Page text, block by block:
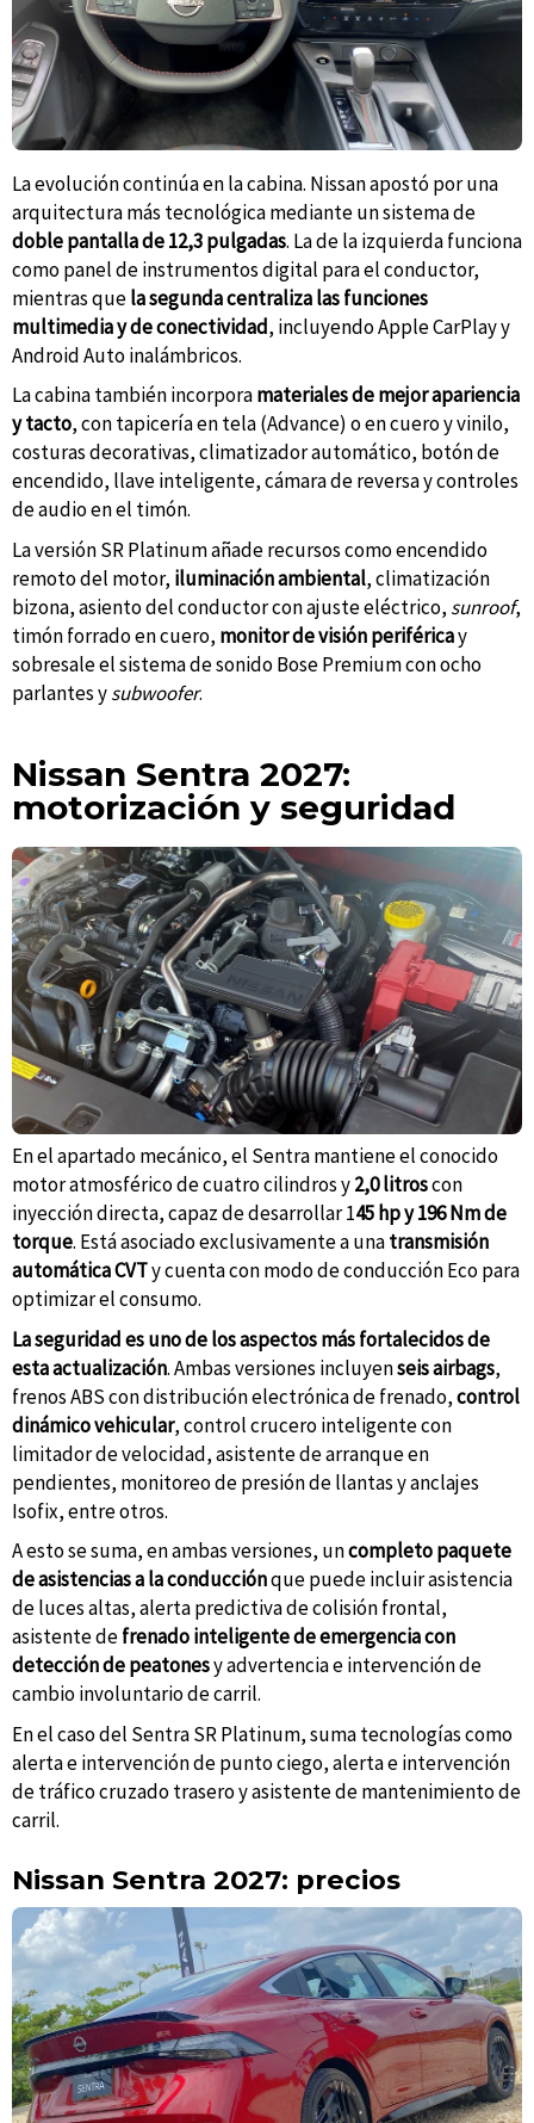
La evolución continúa en la cabina. Nissan apostó por una
arquitectura más tecnológica mediante un sistema de
doble pantalla de 12,3 pulgadas. La de la izquierda funciona
como panel de instrumentos digital para el conductor,
mientras quela segunda centraliza las funciones
multimedia y de conectividad, incluyendo Apple CarPlay y
Android Auto inalámbricos.
La cabina también incorporamateriales de mejor apariencia
y tacto, con tapicería en tela (Advance) o en cuero y vinilo,
costuras decorativas, climatizador automático, botón de
encendido, llave inteligente, cámara de reversa y controles
de audio en el timón.
La versión SR Platinum añade recursos como encendido
remoto del motor, iluminación ambiental, climatización
bizona, asiento del conductor con ajuste eléctrico, sunroof,
timón forrado en cuero, monitor de visión periféricay
sobresale el sistema de sonido Bose Premium con ocho
parlantes ysubwoofer.
Nissan Sentra 2027:
motorización y seguridad
En el apartado mecánico, el Sentra mantiene el conocido
motor atmosférico de cuatro cilindros y2,0 litroscon
inyección directa, capaz de desarrollar 145 hp y 196 Nm de
torque. Está asociado exclusivamente a unatransmisión
automática CVTy cuenta con modo de conducción Eco para
optimizar el consumo.
La seguridad es uno de los aspectos más fortalecidos de
esta actualización. Ambas versiones incluyenseis airbags,
frenos ABS con distribución electrónica de frenado,control
dinámico vehicular, control crucero inteligente con
limitador de velocidad, asistente de arranque en
pendientes, monitoreo de presión de llantas y anclajes
Isofix, entre otros.
A esto se suma, en ambas versiones, uncompleto paquete
de asistencias a la conducciónque puede incluir asistencia
de luces altas, alerta predictiva de colisión frontal,
asistente defrenado inteligente de emergencia con
detección de peatonesy advertencia e intervención de
cambio involuntario de carril.
En el caso del Sentra SR Platinum, suma tecnologías como
alerta e intervención de punto ciego, alerta e intervención
de tráfico cruzado trasero y asistente de mantenimiento de
carril.
Nissan Sentra 2027: precios